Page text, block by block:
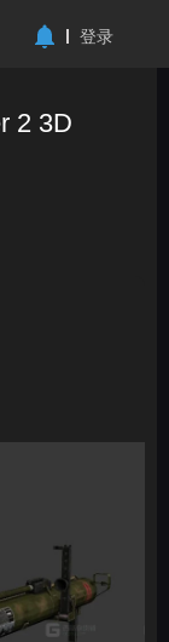
登录
2 3D